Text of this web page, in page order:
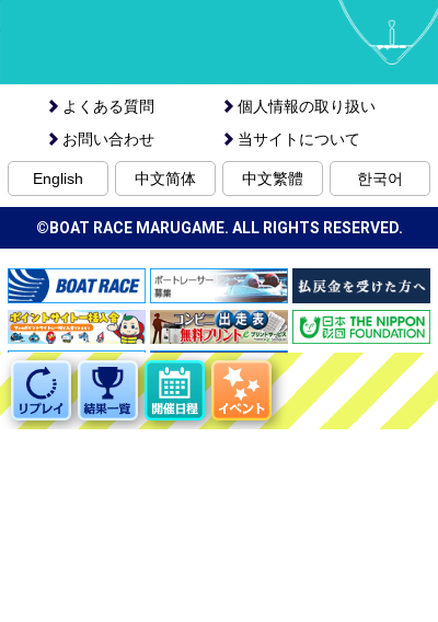
よくある質問
個人情報の取り扱い
お問い合わせ
当サイトについて
English 中文简体 中文繁體 한국어
©BOAT RACE MARUGAME. ALL RIGHTS RESERVED.